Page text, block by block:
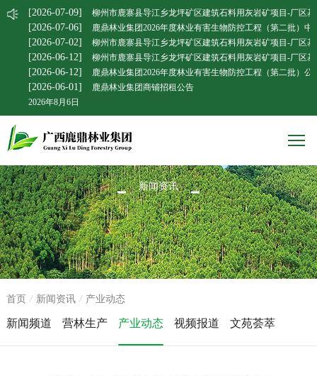
[2026-07-09] 柳州市鹿寨县导江乡龙坪矿区建筑石料用灰岩矿项目-厂区
[2026-07-06] 鹿鼎林业集团2026年度林业有害生物防控工程（第二批）中
[2026-07-02] 柳州市鹿寨县导江乡龙坪矿区建筑石料用灰岩矿项目-厂区
[2026-06-12] 柳州市鹿寨县导江乡龙坪矿区建筑石料用灰岩矿项目-厂区
[2026-06-12] 鹿鼎林业集团2026年度林业有害生物防控工程（第二批）公
[2026-06-01]
鹿鼎林业集团商铺招租公告
2026年8月6日
新闻资讯
首页 / 新闻资讯 / 产业动态
新闻频道 营林生产 产业动态 视频报道 文苑荟萃